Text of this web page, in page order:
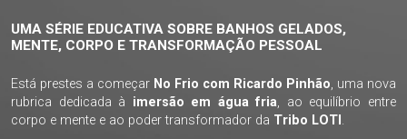
UMA SÉRIE EDUCATIVA SOBRE BANHOS GELADOS,
MENTE, CORPO E TRANSFORMAÇÃO PESSOAL
Está prestes a começar No Frio com Ricardo Pinhão, uma nova
rubrica dedicada à imersão em água fria, ao equilíbrio entre
corpo e mente e ao poder transformador da Tribo LOTI .